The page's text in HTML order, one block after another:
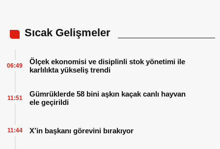
Sıcak Gelişmeler
Ölçek ekonomisi ve disiplinli stok yönetimi ile
karlılıkta yükseliş trendi
06:49
Gümrüklerde 58 bini aşkın kaçak canlı hayvan
ele geçirildi
11:51
X’in başkanı görevini bırakıyor
11:44